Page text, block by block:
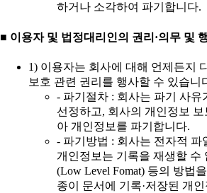
하거나 소각하여 파기합니다.
■ 이용자 및 법정대리인의 권리·의무 및
1) 이용자는 회사에 대해 언제든지
보호 관련 권리를 행사할 수 있습니
- 파기절차 : 회사는 파기 사유
선정하고, 회사의 개인정보
아 개인정보를 파기합니다.
- 파기방법 : 회사는 전자적 파
개인정보는 기록을 재생할 수
(Low Level Fomat) 등의 방법
종이 문서에 기록·저장된 개